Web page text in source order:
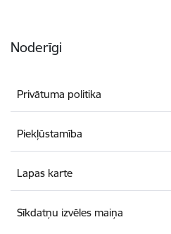
Noderīgi
Privātuma politika
Piekļūstamība
Lapas karte
Sīkdatņu izvēles maiņa